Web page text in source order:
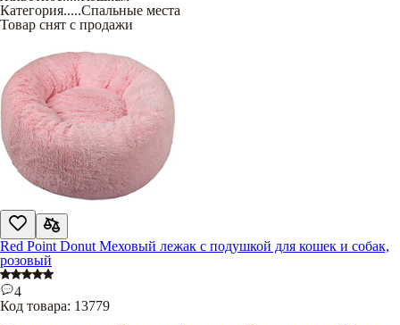
Категория.....Спальные места
Товар снят с продажи
Red Point Donut Меховый лежак с подушкой для кошек и собак,
розовый
4
Код товара: 13779